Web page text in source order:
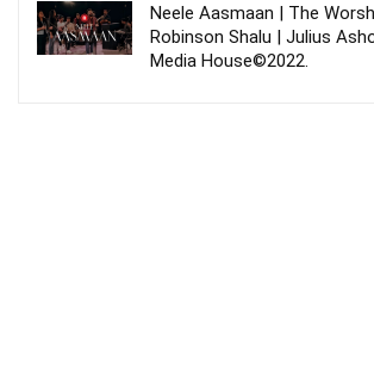
Neele Aasmaan | The
Robinson Shalu | Julius
Media House©2022.